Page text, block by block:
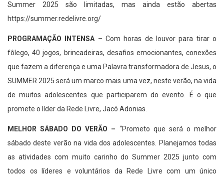
Summer 2025 são limitadas, mas ainda estão abertas
https://summer.redelivre.org/
PROGRAMAÇÃO INTENSA – Com horas de louvor para tirar o
fôlego, 40 jogos, brincadeiras, desafios emocionantes, conexões
que fazem a diferença e uma Palavra transformadora de Jesus, o
SUMMER 2025 será um marco mais uma vez, neste verão, na vida
de muitos adolescentes que participarem do evento. É o que
promete o líder da Rede Livre, Jacó Adonias.
MELHOR SÁBADO DO VERÃO – “Prometo que será o melhor
sábado deste verão na vida dos adolescentes. Planejamos todas
as atividades com muito carinho do Summer 2025 junto com
todos os líderes e voluntários da Rede Livre com um único